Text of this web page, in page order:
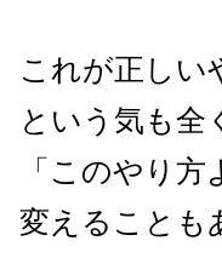
これが正しい
という気も全
「このやり
変えることも